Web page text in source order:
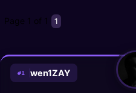
Page 1 of 1 1
#1 wen1ZAY